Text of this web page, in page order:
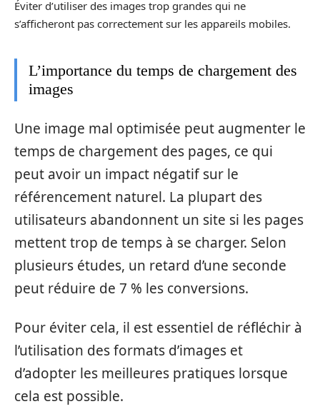
Éviter d’utiliser des images trop grandes qui ne
s’afficheront pas correctement sur les appareils mobiles.
L’importance du temps de chargement des
images
Une image mal optimisée peut augmenter le
temps de chargement des pages, ce qui
peut avoir un impact négatif sur le
référencement naturel. La plupart des
utilisateurs abandonnent un site si les pages
mettent trop de temps à se charger. Selon
plusieurs études, un retard d’une seconde
peut réduire de 7 % les conversions.
Pour éviter cela, il est essentiel de réfléchir à
l’utilisation des formats d’images et
d’adopter les meilleures pratiques lorsque
cela est possible.